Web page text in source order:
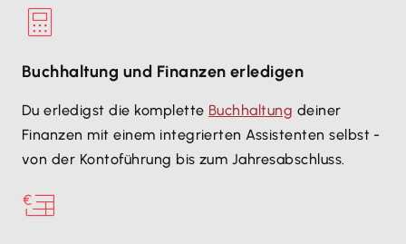
Buchhaltung und Finanzen erledigen
Du erledigst die komplette Buchhaltung deiner
Finanzen mit einem integrierten Assistenten selbst -
von der Kontoführung bis zum Jahresabschluss.